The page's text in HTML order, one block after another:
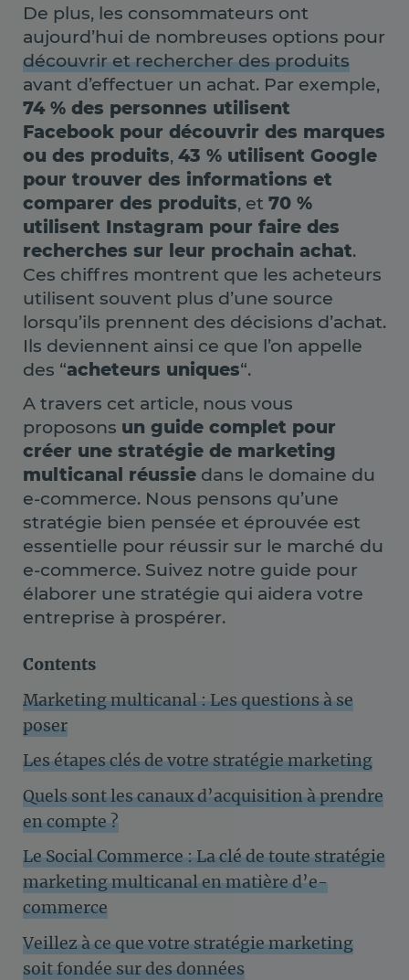
De plus, les consommateurs ont
aujourd’hui de nombreuses options pour
découvrir et rechercher des produits
avant d’effectuer un achat. Par exemple,
74 % des personnes utilisent
Facebook pour découvrir des marques
ou des produits, 43 % utilisent Google
pour trouver des informations et
comparer des produits, et 70 %
utilisent Instagram pour faire des
recherches sur leur prochain achat.
Ces chiffres montrent que les acheteurs
utilisent souvent plus d’une source
lorsqu’ils prennent des décisions d’achat.
Ils deviennent ainsi ce que l’on appelle
des “acheteurs uniques“.
A travers cet article, nous vous
proposons un guide complet pour
créer une stratégie de marketing
multicanal réussie dans le domaine du
e-commerce. Nous pensons qu’une
stratégie bien pensée et éprouvée est
essentielle pour réussir sur le marché du
e-commerce. Suivez notre guide pour
élaborer une stratégie qui aidera votre
entreprise à prospérer.
Contents
Marketing multicanal : Les questions à se
poser
Les étapes clés de votre stratégie marketing
Quels sont les canaux d’acquisition à prendre
en compte ?
Le Social Commerce : La clé de toute stratégie
marketing multicanal en matière d’e-
commerce
Veillez à ce que votre stratégie marketing
soit fondée sur des données